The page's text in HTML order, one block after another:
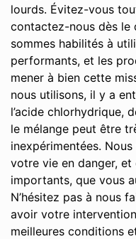
lourds. Évitez-vous
contactez-nous dès le
sommes habilités à
performants, et les
mener à bien cette
nous utilisons, il y a
l’acide chlorhydrique,
le mélange peut être
inexpérimentées.
votre vie en danger,
importants, que vous
N’hésitez pas à nous
avoir votre
meilleures conditions